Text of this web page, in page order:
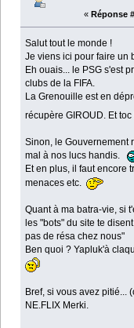
« Réponse
Salut tout le monde !
Je viens ici pour faire un
Eh ouais... le PSG s'est
clubs de la FIFA.
La Grenouille est en
récupère GIROUD. Et toc
Sinon, le Gouvernement
mal à nos lucs handis.
Et en plus, il faut encore
menaces etc.
Quant à ma batra-vie, si
les "bots" du site te
pas de résa chez nous"
Ben quoi ? Yapluk'à
Bref, si vous avez pitié...
NE.FLIX Merki.